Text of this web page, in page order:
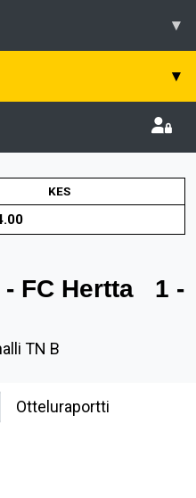
▾
▾
KES
- FC Hertta 1 -
TN B
Otteluraportti